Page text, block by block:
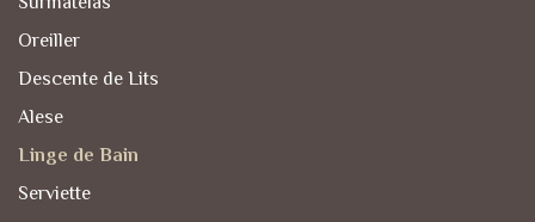
Oreiller
Descente de Lits
Alese
Linge de Bain
Serviette